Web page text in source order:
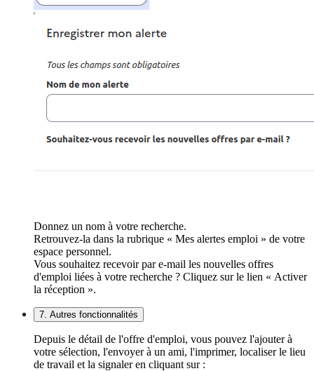
Donnez un nom à votre recherche.
Retrouvez-la dans la rubrique « Mes alertes emploi » de votre
espace personnel.
Vous souhaitez recevoir par e-mail les nouvelles offres
d'emploi liées à votre recherche ? Cliquez sur le lien « Activer
la réception ».
7. Autres fonctionnalités
Depuis le détail de l'offre d'emploi, vous pouvez l'ajouter à
votre sélection, l'envoyer à un ami, l'imprimer, localiser le lieu
de travail et la signaler en cliquant sur :